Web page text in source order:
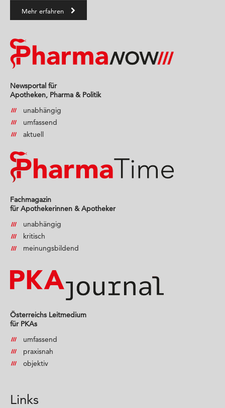
Mehr erfahren
Newsportal für
Apotheken, Pharma & Politik
unabhängig
umfassend
aktuell
Fachmagazin
für Apothekerinnen & Apotheker
unabhängig
kritisch
meinungsbildend
Österreichs Leitmedium
für PKAs
umfassend
praxisnah
objektiv
Links